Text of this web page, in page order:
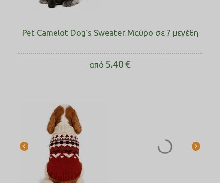
Pet Camelot Dog's Sweater Μαύρο σε 7 μεγέθη
από 5.40€